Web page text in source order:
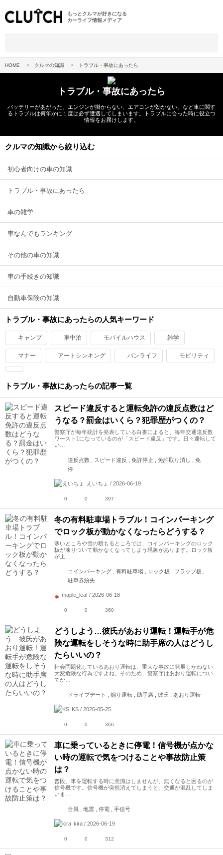
もっとクルマが好きになる
カーライフ情報メディア
HOME クルマの知識 トラブル・事故にあったら
トラブル・事故にあったら
バッテリーがあがった、エンジンが掛からない、エアコンが効かない、など車に関す
るトラブルは何年かに１度は必ず遭遇してしまいます。トラブルに合った時に役立つ
情報をお届けします。
クルマの知識から絞り込む
初心者向けの車の知識
トラブル・事故にあったら
車の雑学
車なんでもランキング
その他の車の知識
車の手続きの知識
自動車保険の知識
トラブル・事故にあったらの人気キーワード
キャンプ 車中泊 モバイルハウス 雑学
マナー アートシンキング バンライフ モビリティ
トラブル・事故にあったらの記事一覧
スピード違反すると運転免許の違反点数はど
うなる？罰金はいくら？犯罪歴がつくの？
警察庁が毎年統計を発表している白書によると、毎年交通違反数
ワースト1になっているのが「スピード違反」です。日々運転して
い…
違反点数 , スピード違反 , 免許停止 , 免許取り消し , 免
停
えいちょ / 2026-06-19
0 0 397
冬の有料駐車場トラブル！コインパーキング
でロック板が動かなくなったらどうする？
寒いところや雪の積もるところでは、コインパーキングのロック
板が凍りついて動かなくなってしまう現象があります。ロック板
が上…
コインパーキング , 有料駐車場 , ロック板 , フラップ板 ,
駐車券紛失
maple_leaf / 2026-06-18
0 0 360
どうしよう…彼氏があおり運転！運転手が危
険な運転をしそうな時に助手席の人はどうし
たらいいの？
社会問題化しているあおり運転は、重大な事故に発展しかねない
大変危険な行為ですよね。そのため、警察庁はあおり運転につい
てか…
ドライブデート , 煽り運転 , 助手席 , 彼氏 , あおり運転
KS / 2026-05-25
0 0 366
車に乗っているときに停電！信号機が点かな
い時の運転で気をつけることや事故防止策
は？
普段、車を運転する時に意識はしませんが、無くなると困るのが
信号機です。信号機が突然消えてしまうと、交通が混乱してしま
いま…
台風 , 地震 , 停電 , 手信号
kira / 2026-06-19
0 0 312